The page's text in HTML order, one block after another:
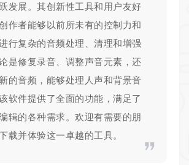
发展。其创新性工具和用户友好
作者能够以前所未有的控制力和
行复杂的音频处理、清理和增强
是修复录音、调整声音元素，还
的音频，能够处理人声和背景音
软件提供了全面的功能，满足了
辑的各种需求。欢迎有需要的朋
载并体验这一卓越的工具。